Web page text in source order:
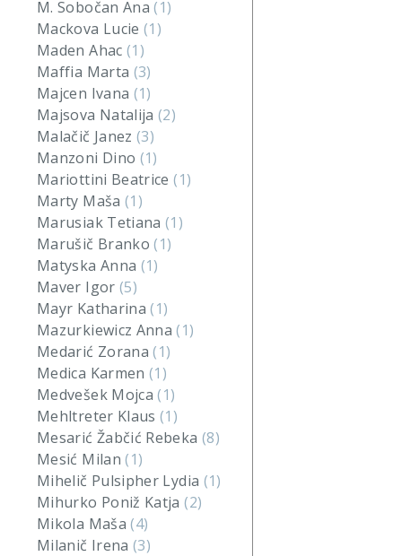
M. Sobočan Ana(1)
Mackova Lucie(1)
Maden Ahac (1)
Maffia Marta (3)
Majcen Ivana (1)
Majsova Natalija(2)
Malačič Janez(3)
Manzoni Dino (1)
Mariottini Beatrice(1)
Marty Maša (1)
Marusiak Tetiana(1)
Marušič Branko(1)
Matyska Anna (1)
Maver Igor (5)
Mayr Katharina(1)
Mazurkiewicz Anna(1)
Medarić Zorana(1)
Medica Karmen(1)
Medvešek Mojca(1)
Mehltreter Klaus(1)
Mesarić Žabčić Rebeka (8)
Mesić Milan(1)
Mihelič Pulsipher Lydia (1)
Mihurko Poniž Katja(2)
Mikola Maša(4)
Milanič Irena(3)